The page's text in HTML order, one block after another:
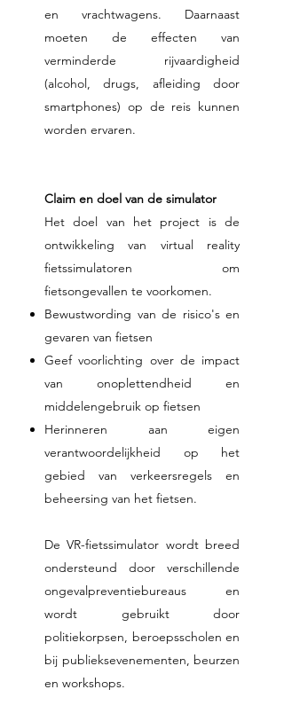
en vrachtwagens. Daarnaast
moeten de effecten van
verminderde rijvaardigheid
(alcohol, drugs, afleiding door
smartphones) op de reis kunnen
worden ervaren.
Claim en doel van de simulator
Het doel van het project is de
ontwikkeling van virtual reality
fietssimulatoren om
fietsongevallen te voorkomen.
Bewustwording van de risico's en
gevaren van fietsen
Geef voorlichting over de impact
van onoplettendheid en
middelengebruik op fietsen
Herinneren aan eigen
verantwoordelijkheid op het
gebied van verkeersregels en
beheersing van het fietsen.
De VR-fietssimulator wordt breed
ondersteund door verschillende
ongevalpreventiebureaus en
wordt gebruikt door
politiekorpsen, beroepsscholen en
bij publieksevenementen, beurzen
en workshops.